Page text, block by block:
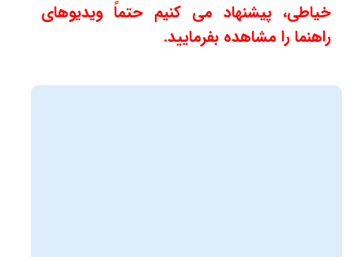
خیاطی، پیشنهاد می کنیم حتماً ویدیوهای
راهنمارا مشاهده بفرمایید.